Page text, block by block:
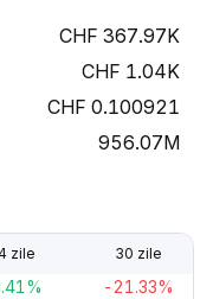
367.97K
1.04K
0.100921
956.07M
zile 30 zile
-21.33%